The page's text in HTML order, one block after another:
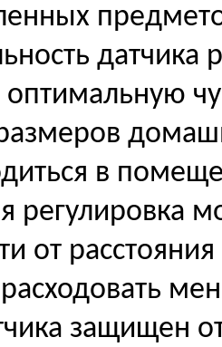
в
регулировка
от
защищен